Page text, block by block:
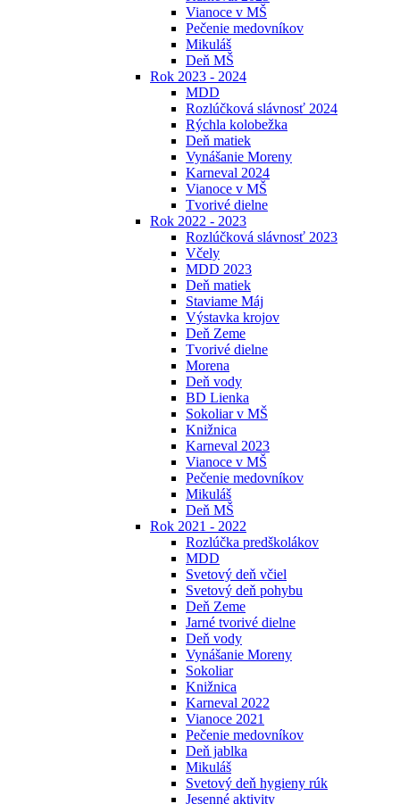
Vianoce v MŠ
Pečenie medovníkov
Mikuláš
Deň MŠ
Rok 2023 - 2024
MDD
Rozlúčková slávnosť 2024
Rýchla kolobežka
Deň matiek
Vynášanie Moreny
Karneval 2024
Vianoce v MŠ
Tvorivé dielne
Rok 2022 - 2023
Rozlúčková slávnosť 2023
Včely
MDD 2023
Deň matiek
Staviame Máj
Výstavka krojov
Deň Zeme
Tvorivé dielne
Morena
Deň vody
BD Lienka
Sokoliar v MŠ
Knižnica
Karneval 2023
Vianoce v MŠ
Pečenie medovníkov
Mikuláš
Deň MŠ
Rok 2021 - 2022
Rozlúčka predškolákov
MDD
Svetový deň včiel
Svetový deň pohybu
Deň Zeme
Jarné tvorivé dielne
Deň vody
Vynášanie Moreny
Sokoliar
Knižnica
Karneval 2022
Vianoce 2021
Pečenie medovníkov
Deň jablka
Mikuláš
Svetový deň hygieny rúk
Jesenné aktivity